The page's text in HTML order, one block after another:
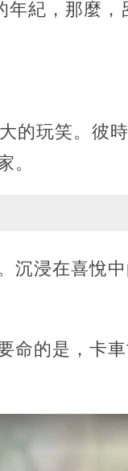
年紀，那麼，
的玩笑。彼
。
沉浸在喜悅中
命的是，卡